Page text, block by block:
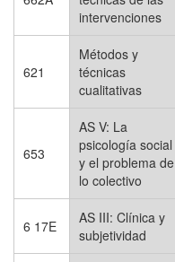
intervenciones
621
Métodos y
técnicas
cualitativas
653
AS V: La
psicología social
y el problema de
lo colectivo
6 17E
AS III: Clínica y
subjetividad